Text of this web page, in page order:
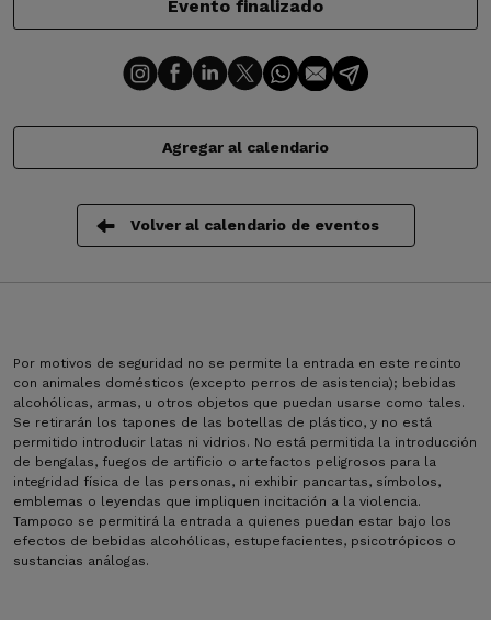
Evento finalizado
Agregar al calendario
Volver al calendario de eventos
Por motivos de seguridad no se permite la entrada en este recinto
con animales domésticos (excepto perros de asistencia); bebidas
alcohólicas, armas, u otros objetos que puedan usarse como tales.
Se retirarán los tapones de las botellas de plástico, y no está
permitido introducir latas ni vidrios. No está permitida la introducción
de bengalas, fuegos de artificio o artefactos peligrosos para la
integridad física de las personas, ni exhibir pancartas, símbolos,
emblemas o leyendas que impliquen incitación a la violencia.
Tampoco se permitirá la entrada a quienes puedan estar bajo los
efectos de bebidas alcohólicas, estupefacientes, psicotrópicos o
sustancias análogas.